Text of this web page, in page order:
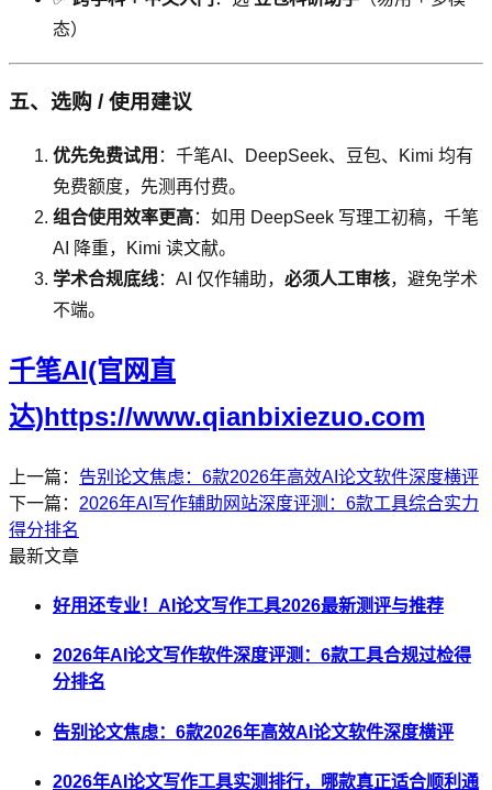
态）
五、选购 / 使用建议
优先免费试用 ：千笔AI、DeepSeek、豆包、Kimi 均有
免费额度，先测再付费。
组合使用效率更高：如用 DeepSeek 写理工初稿，千笔
AI 降重，Kimi 读文献。
学术合规底线：AI 仅作辅助， 必须人工审核，避免学术
不端。
千笔AI(官网直
达)https://www.qianbixiezuo.com
上一篇： 告别论文焦虑：6款2026年高效AI论文软件深度横评
下一篇： 2026年AI写作辅助网站深度评测：6款工具综合实力
得分排名
最新文章
好用还专业！AI论文写作工具2026最新测评与推荐
2026年AI论文写作软件深度评测：6款工具合规过检得
分排名
告别论文焦虑：6款2026年高效AI论文软件深度横评
2026年AI论文写作工具实测排行，哪款真正适合顺利通